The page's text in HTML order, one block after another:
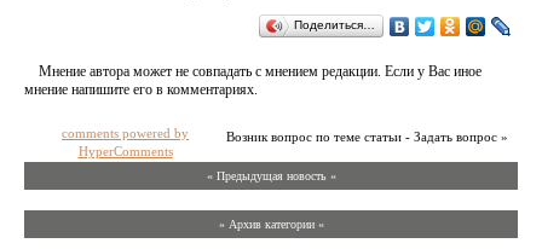
Поделиться…
Мнение автора может не совпадать с мнением редакции. Если у Вас иное
мнение напишите его в комментариях.
Возник вопрос по теме статьи - Задать вопрос »
comments powered by
HyperComments
« Предыдущая новость «
» Архив категории «